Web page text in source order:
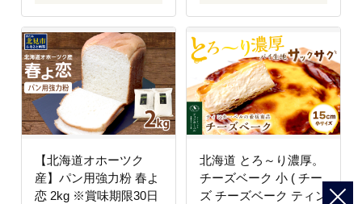
【北海道オホーツク
産】パン用強力粉 春よ
恋 2kg ※賞味期限30日
北海道 とろ～り濃厚。
チーズベーク 小 ( チー
ズ チーズベーク ティン